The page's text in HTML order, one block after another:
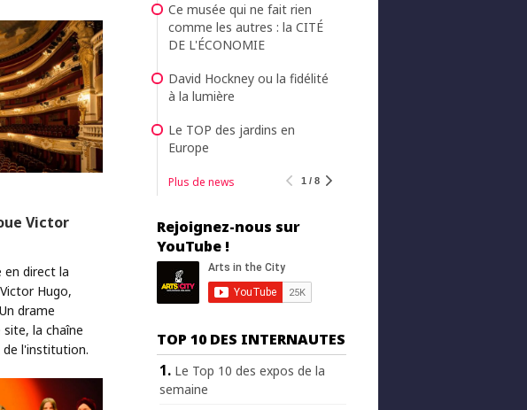
Victor
en direct la
Hugo,
drame
la chaîne
de l'institution.
Ce musée qui ne fait rien
comme les autres : la CITÉ
DE L'ÉCONOMIE
David Hockney ou la fidélité
à la lumière
Le TOP des jardins en
Europe
Plus de news 1 / 8
Rejoignez-nous sur
YouTube !
TOP 10 DES INTERNAUTES
Le Top 10 des expos de la
semaine